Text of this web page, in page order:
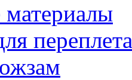
переплета